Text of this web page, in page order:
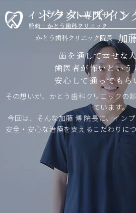
ドクターズイン
かとう歯科クリニック院長 加
歯を通して幸せな人
歯医者が怖いという
安心して通ってもら
その想いが、かとう歯科クリニックの
ています。
今回は、そんな加藤 博 院長に、インプ
安全・安心な治療を支えるこだわりに